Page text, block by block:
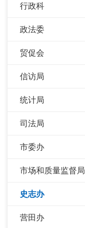
行政科
政法委
贸促会
信访局
统计局
司法局
市委办
市场和质量监督局
史志办
营田办